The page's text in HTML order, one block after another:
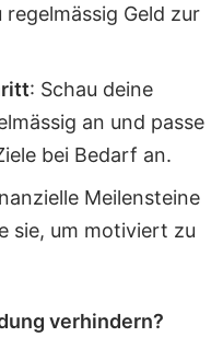
Geld zur
: Schau deine
an und passe
bei Bedarf an.
Meilensteine
sie, um motiviert zu
verhindern?